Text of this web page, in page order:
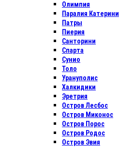
Олимпия
Паралия Катерини
Патры
Пиерия
Санторини
Спарта
Сунио
Толо
Урануполис
Халкидики
Эретрия
Остров Лесбос
Остров Миконос
Остров Порос
Остров Родос
Остров Эвия